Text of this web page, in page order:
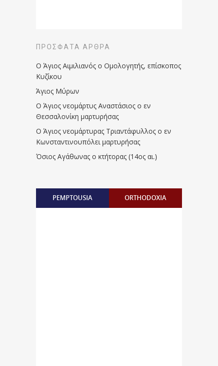
ΠΡΌΣΦΑΤΑ ΆΡΘΡΑ
Ο Άγιος Αιμιλιανός ο Ομολογητής, επίσκοπος
Κυζίκου
Άγιος Μύρων
Ο Άγιος νεομάρτυς Αναστάσιος ο εν
Θεσσαλονίκη μαρτυρήσας
Ο Άγιος νεομάρτυρας Τριαντάφυλλος ο εν
Κωνσταντινουπόλει μαρτυρήσας
Όσιος Αγάθωνας ο κτήτορας (14ος αι.)
PEMPTOUSIA ORTHODOXIA